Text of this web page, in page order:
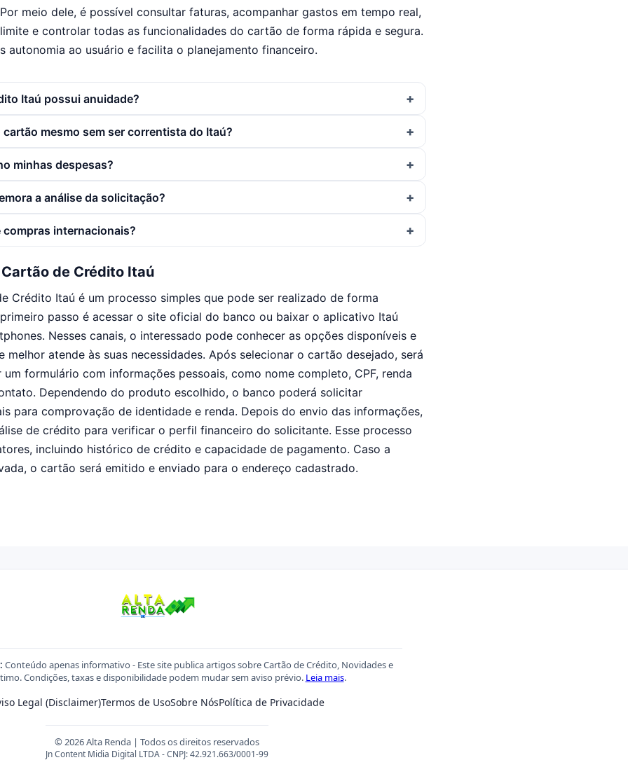
meio dele, é possível consultar faturas, acompanhar gastos em tempo real,
e controlar todas as funcionalidades do cartão de forma rápida e segura.
autonomia ao usuário e facilita o planejamento financeiro.
Itaú possui anuidade?
mesmo sem ser correntista do Itaú?
minhas despesas?
a análise da solicitação?
compras internacionais?
de Crédito Itaú
Crédito Itaú é um processo simples que pode ser realizado de forma
passo é acessar o site oficial do banco ou baixar o aplicativo Itaú
Nesses canais, o interessado pode conhecer as opções disponíveis e
melhor atende às suas necessidades. Após selecionar o cartão desejado, será
um formulário com informações pessoais, como nome completo, CPF, renda
Dependendo do produto escolhido, o banco poderá solicitar
para comprovação de identidade e renda. Depois do envio das informações,
de crédito para verificar o perfil financeiro do solicitante. Esse processo
incluindo histórico de crédito e capacidade de pagamento. Caso a
o cartão será emitido e enviado para o endereço cadastrado.
Conteúdo apenas informativo - Este site publica artigos sobre Cartão de Crédito, Novidades e
Condições, taxas e disponibilidade podem mudar sem aviso prévio. Leia mais.
Legal (Disclaimer)Termos de UsoSobre NósPolítica de Privacidade
© 2026 Alta Renda | Todos os direitos reservados
Jn Content Midia Digital LTDA - CNPJ: 42.921.663/0001-99